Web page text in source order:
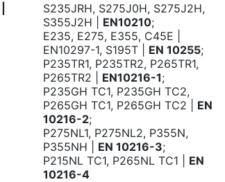
S235JRH, S275J0H, S275J2H,
S355J2H | EN10210;
E235, E275, E355, C45E |
EN10297-1, S195T | EN 10255;
P235TR1, P235TR2, P265TR1,
P265TR2 | EN10216-1;
P235GH TC1, P235GH TC2,
P265GH TC1, P265GH TC2 | EN
10216-2;
P275NL1, P275NL2, P355N,
P355NH | EN 10216-3;
P215NL TC1, P265NL TC1 | EN
10216-4